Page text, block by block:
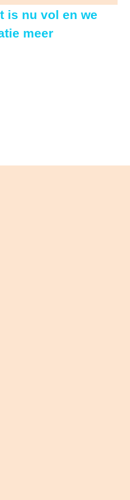
is nu vol en we
meer